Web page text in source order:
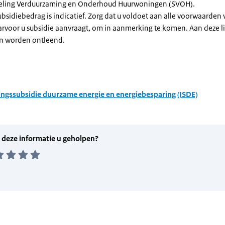
Verduurzaming en Onderhoud Huurwoningen (SVOH).
is indicatief. Zorg dat u voldoet aan alle voorwaarden
u subsidie aanvraagt, om in aanmerking te komen. Aan deze
worden ontleend.
duurzame energie en energiebesparing (ISDE)